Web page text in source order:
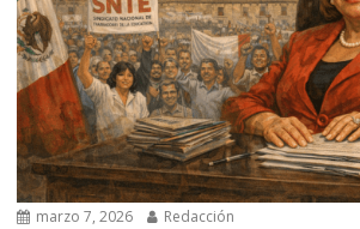
marzo 7, 2026 Redacción